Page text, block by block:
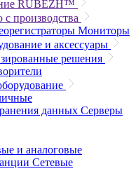
RUBEZH™
с производства
Мониторы
и аксессуары
решения
данных Серверы
и аналоговые
Сетевые